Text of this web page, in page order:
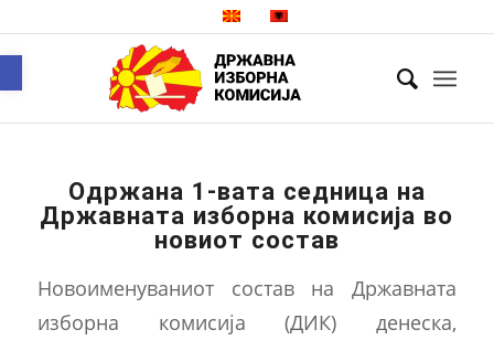
Одржана 1-вата седница на
Државната изборна комисија во
новиот состав
Новоименуваниот состав на Државната
изборна комисија (ДИК) денеска,
Open toolbar